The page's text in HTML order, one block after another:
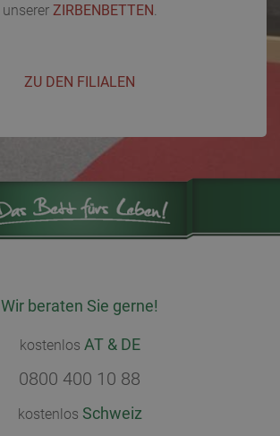
unserer ZIRBENBETTEN.
ZU DEN FILIALEN
Wir beraten Sie gerne!
kostenlos AT & DE
0800 400 10 88
kostenlos Schweiz